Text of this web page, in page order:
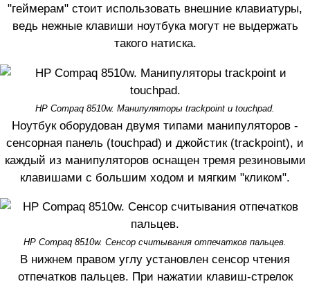
"геймерам" стоит использовать внешние клавиатуры,
ведь нежные клавиши ноутбука могут не выдержать
такого натиска.
HP Compaq 8510w. Манипуляторы trackpoint и touchpad.
Ноутбук оборудован двумя типами манипуляторов -
сенсорная панель (touchpad) и джойстик (trackpoint), и
каждый из манипуляторов оснащен тремя резиновыми
клавишами с большим ходом и мягким "кликом".
HP Compaq 8510w. Сенсор считывания отпечатков пальцев.
В нижнем правом углу установлен сенсор чтения
отпечатков пальцев. При нажатии клавиш-стрелок